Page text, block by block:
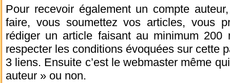
Pour recevoir également un compte
faire, vous soumettez vos articles, vous
rédiger un article faisant au minimum
respecter les conditions évoquées sur cette
3 liens. Ensuite c’est le webmaster même
auteur » ou non.